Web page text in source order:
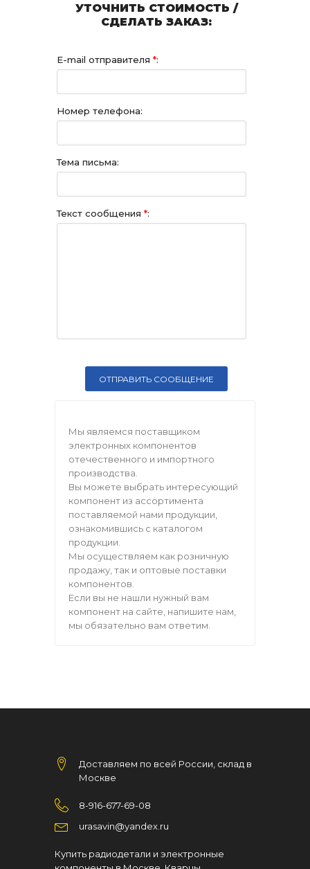
УТОЧНИТЬ СТОИМОСТЬ /
СДЕЛАТЬ ЗАКАЗ:
E-mail отправителя *:
Номер телефона:
Тема письма:
Текст сообщения *:
Мы являемся поставщиком
электронных компонентов
отечественного и импортного
производства.
Вы можете выбрать интересующий
компонент из ассортимента
поставляемой нами продукции,
ознакомившись с каталогом
продукции.
Мы осуществляем как розничную
продажу, так и оптовые поставки
компонентов.
Если вы не нашли нужный вам
компонент на сайте, напишите нам,
мы обязательно вам ответим.
Доставляем по всей России, склад в
Москве
8-916-677-69-08
urasavin@yandex.ru
Купить радиодетали и электронные